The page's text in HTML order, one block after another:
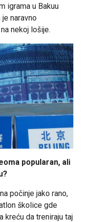
igrama u Bakuu
naravno
nekoj lošije.
popularan, ali
počinje jako rano,
školice gde
kreću da treniraju taj